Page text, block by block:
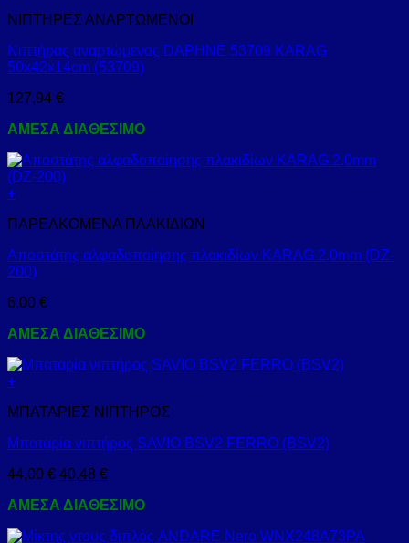
ΝΙΠΤΗΡΕΣ ΑΝΑΡΤΩΜΕΝΟΙ
Νιπτήρας αναρτώμενος DAPHNE 53709 KARAG
50x42x14cm (53709)
127,94 €
ΑΜΕΣΑ ΔΙΑΘΕΣΙΜΟ
+
ΠΑΡΕΛΚΟΜΕΝΑ ΠΛΑΚΙΔΙΩΝ
Αποστάτης αλφαδοποίησης πλακιδίων KARAG 2,0mm (DZ-
200)
6,00 €
ΑΜΕΣΑ ΔΙΑΘΕΣΙΜΟ
+
ΜΠΑΤΑΡΙΕΣ ΝΙΠΤΗΡΟΣ
Μπαταρία νιπτήρος SAVIO BSV2 FERRO (BSV2)
44,00€ 40,48 €
ΑΜΕΣΑ ΔΙΑΘΕΣΙΜΟ